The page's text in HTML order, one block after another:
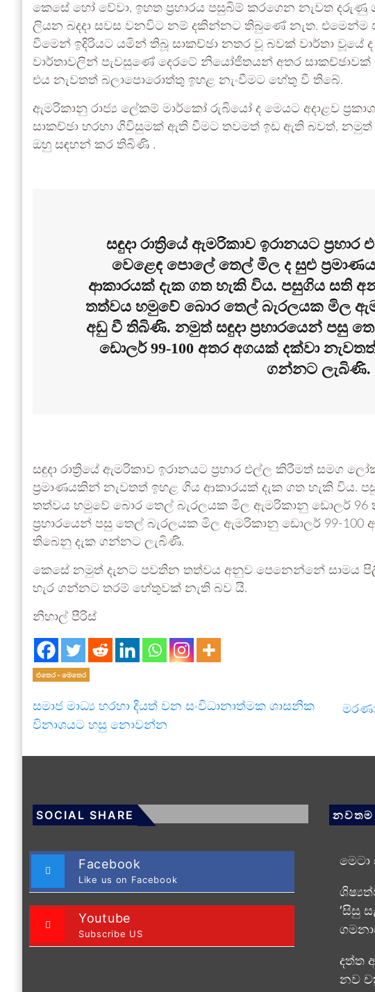
කෙසේ හෝ වේවා, ඉහත ප්‍රහාරය පසුබිම් කරගෙන නැවත
ලියන බදදා සවස වනවිට නම් දකින්නට තිබුණේ නැත. එමෙන්ම
වීමෙන් ඉදිරියට යමින් තිබූ සාකච්ඡා නතර වූ බවක් වාර්තා වූයේ
වාර්තාවලින් පැවසුණේ දෙරටේ නියෝජිතයන් අතර සාකච්ඡාවක්
එය නැවතත් බලාපොරොත්තු ඉහළ නැංවීමට හේතු වී තිබේ.
ඇමරිකානු රාජ්‍ය ලේකම් මාර්කෝ රුබියෝ ද මෙයට අදාළව
සාකච්ඡා හරහා ගිවිසුමක් ඇති වීමට තවමත් ඉඩ ඇති බවත්,
ඔහු සඳහන් කර තිබිණි .
සඳුදා රාත්‍රියේ ඇමරිකාව ඉරානයට
වෙළෙඳ පොලේ තෙල් මිල ද සුළු
ආකාරයක් දැක ගත හැකි විය. පසුගිය සති
තත්වය හමුවේ බොර තෙල් බැරලයක මිල
අඩු වී තිබිණි. නමුත් සඳුදා ප්‍රහාරයෙන් පසු
ඩොලර් 99-100 අතර අගයක් දක්වා
ගන්නට ලැබිණි.
සඳුදා රාත්‍රියේ ඇමරිකාව ඉරානයට ප්‍රහාර එල්ල කිරීමත් සමග
ප්‍රමාණයකින් නැවතත් ඉහළ ගිය ආකාරයක් දැක ගත හැකි විය.
තත්වය හමුවේ බොර තෙල් බැරලයක මිල ඇමරිකානු ඩොලර් 96
ප්‍රහාරයෙන් පසු තෙල් බැරලයක මිල ඇමරිකානු ඩොලර් 99-
තිබෙනු දැක ගන්නට ලැබිණි.
කෙසේ නමුත් දැනට පවතින තත්වය අනුව පෙනෙන්නේ සාමය
හැර ගන්නට තරම් හේතුවක් නැති බව යි.
නිහාල් පීරිස්
එතෙර - මෙතෙර
සමාජ මාධ්‍ය හරහා දියත් වන සංවිධානාත්මක ශාසනික
විනාශයට හසු නොවන්න
SOCIAL SHARE
Facebook
Like us on Facebook
Youtube
Subscribe US
නවතම
මෙටා
‘සිසු
දත්ත
නව